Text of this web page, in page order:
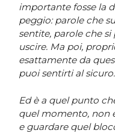
importante fosse la
peggio: parole che
sentite, parole che
uscire. Ma poi,
esattamente da
puoi sentirti al
Ed è a quel punto
quel momento, non
e guardare quel